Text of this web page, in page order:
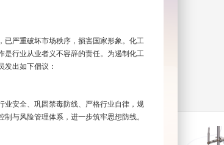
已严重破坏市场秩序，损害国家形象。化工
是行业从业者义不容辞的责任。为遏制化工
出如下倡议：
业安全、巩固禁毒防线、严格行业自律，规
与风险管理体系，进一步筑牢思想防线。